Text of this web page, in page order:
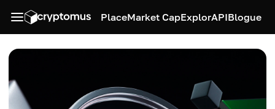
PlaceMarket CapExplorAPIBlogue